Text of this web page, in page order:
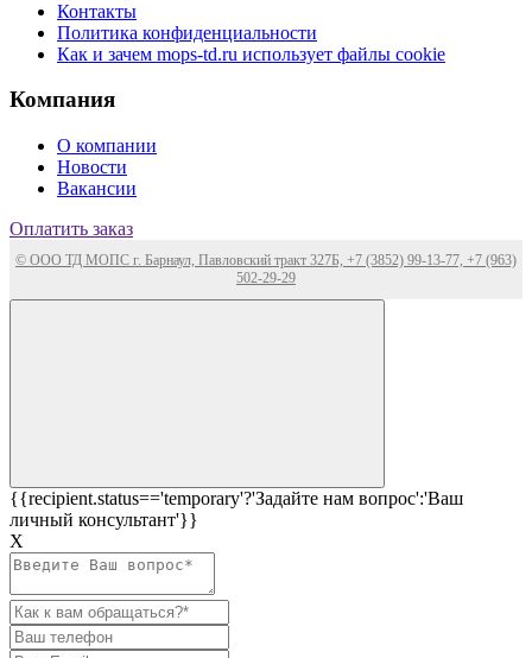
Контакты
Политика конфиденциальности
Как и зачем mops-td.ru использует файлы cookie
Компания
О компании
Новости
Вакансии
Оплатить заказ
© ООО ТД МОПС г. Барнаул, Павловский тракт 327Б, +7 (3852) 99-13-77, +7 (963)
502-29-29
{{recipient.status=='temporary'?'Задайте нам вопрос':'Ваш
личный консультант'}}
Х